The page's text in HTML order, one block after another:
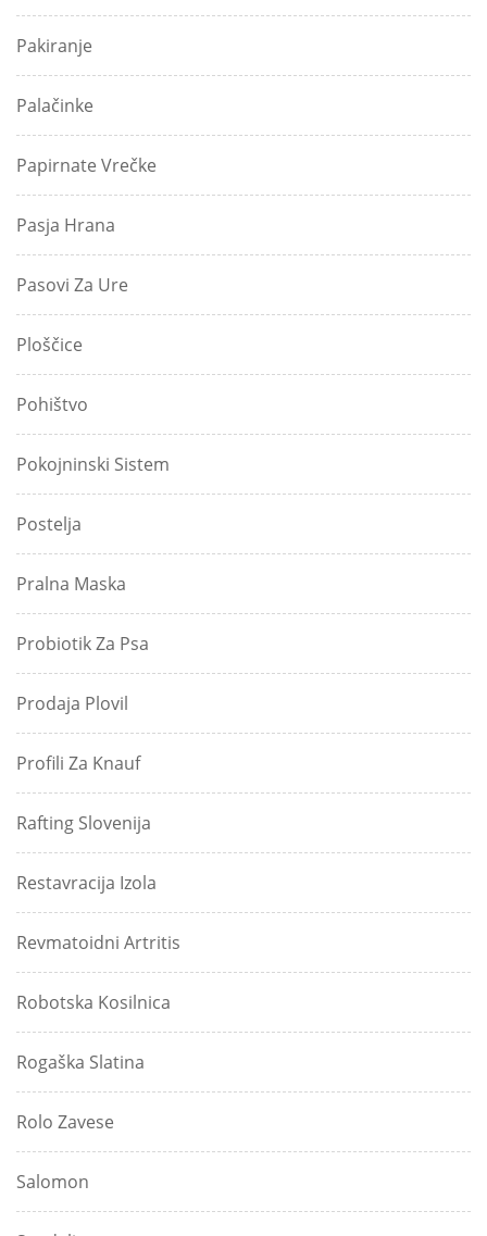
Pakiranje
Palačinke
Papirnate Vrečke
Pasja Hrana
Pasovi Za Ure
Ploščice
Pohištvo
Pokojninski Sistem
Postelja
Pralna Maska
Probiotik Za Psa
Prodaja Plovil
Profili Za Knauf
Rafting Slovenija
Restavracija Izola
Revmatoidni Artritis
Robotska Kosilnica
Rogaška Slatina
Rolo Zavese
Salomon